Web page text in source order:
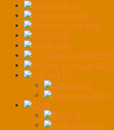
BÀN NÁNG XE
Bình tích khí nén
Bộ dụng cụ gia đình
Bộ kéo nắn
Bộ lục giác
BỘ VAM CẢO MỞ
Bộ Vam Tháo Lắp Lò
Cần xiết lực
Cần cân lực
Tay vặn tự động
Cờ lê
Bộ cờ lê
cờ lê đầu vòng